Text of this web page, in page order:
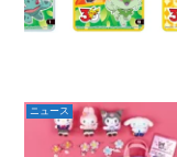
ニュース